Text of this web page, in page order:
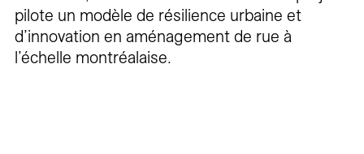
pilote un modèle de résilience urbaine et
d’innovation en aménagement de rue à
l’échelle montréalaise.